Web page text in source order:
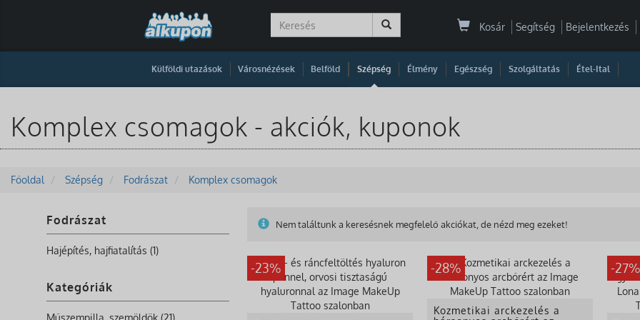
Kosár Segítség Bejelentkezés
Külföldi utazások Városnézések Belföld Szépség Élmény Egészség Szolgáltatás Étel-Ital
Komplex csomagok - akciók, kuponok
Főoldal Szépség Fodrászat Komplex csomagok
Fodrászat
Hajépítés, hajfiatalítás (1)
Kategóriák
Műszempilla, szemöldök (21)
Nem találtunk a keresésnek megfelelő akciókat, de nézd meg ezeket!
-23% -28%
Kozmetikai arckezelés a
-27%